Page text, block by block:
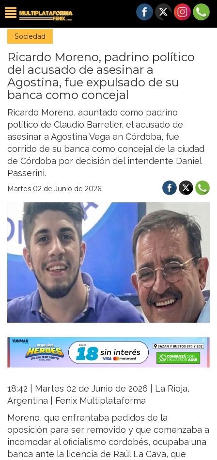
Sociedad
Ricardo Moreno, padrino político
del acusado de asesinar a
Agostina, fue expulsado de su
banca como concejal
Ricardo Moreno, apuntado como padrino
político de Claudio Barrelier, el acusado de
asesinar a Agostina Vega en Córdoba, fue
corrido de su banca como concejal de la ciudad
de Córdoba por decisión del intendente Daniel
Passerini.
Martes 02 de Junio de 2026
18:42 | Martes 02 de Junio de 2026 | La Rioja,
Argentina | Fenix Multiplataforma
Moreno, que enfrentaba pedidos de la
oposición para ser removido y que comenzaba a
incomodar al oficialismo cordobés, ocupaba una
banca ante la licencia de Raúl La Cava, que